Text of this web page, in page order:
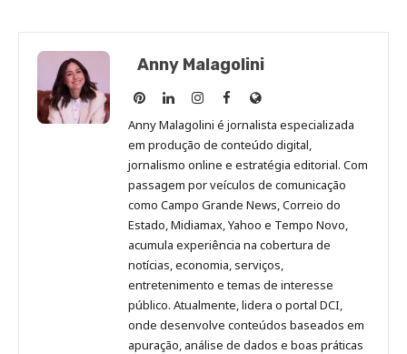
Anny Malagolini
Anny
Malagolini
no
Pinterest
Anny
Malagolini
no
LinkedIn
Anny
Malagolini
no
Instagram
Anny
Malagolini
no
Facebook
Site
de
Anny
Malagolini
Anny Malagolini é jornalista especializada
em produção de conteúdo digital,
jornalismo online e estratégia editorial. Com
passagem por veículos de comunicação
como Campo Grande News, Correio do
Estado, Midiamax, Yahoo e Tempo Novo,
acumula experiência na cobertura de
notícias, economia, serviços,
entretenimento e temas de interesse
público. Atualmente, lidera o portal DCI,
onde desenvolve conteúdos baseados em
apuração, análise de dados e boas práticas